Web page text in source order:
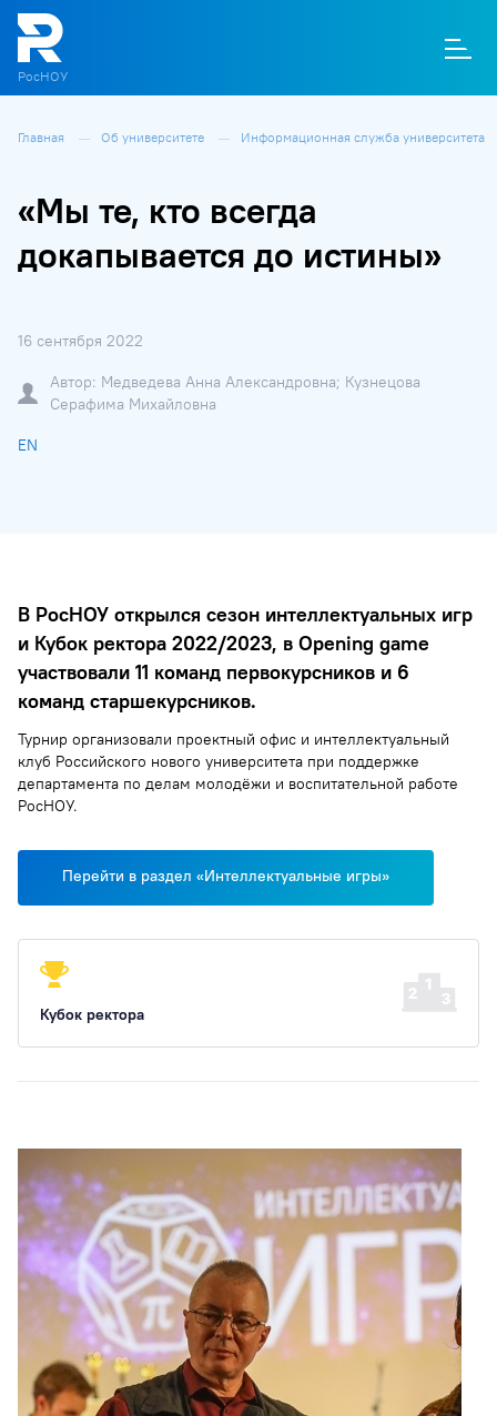
РосНОУ
Главная Об университете Информационная служба университета
«Мы те, кто всегда
докапывается до истины»
16 сентября 2022
Автор: Медведева Анна Александровна; Кузнецова
Серафима Михайловна
EN
В РосНОУ открылся сезон интеллектуальных игр
и Кубок ректора 2022/2023, в Opening game
участвовали 11 команд первокурсников и 6
команд старшекурсников.
Турнир организовали проектный офис и интеллектуальный
клуб Российского нового университета при поддержке
департамента по делам молодёжи и воспитательной работе
РосНОУ.
Перейти в раздел «Интеллектуальные игры»
Кубок ректора